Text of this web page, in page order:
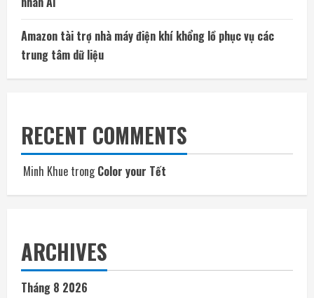
Amazon tài trợ nhà máy điện khí khổng lồ phục vụ các
trung tâm dữ liệu
RECENT COMMENTS
Minh Khue trongColor your Tết
ARCHIVES
Tháng 8 2026